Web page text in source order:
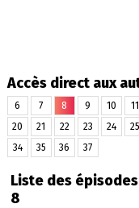
Accès direct aux
6
7 8 9 10 11
20
21 22 23 24 25
34
35 36 37
Liste des
8